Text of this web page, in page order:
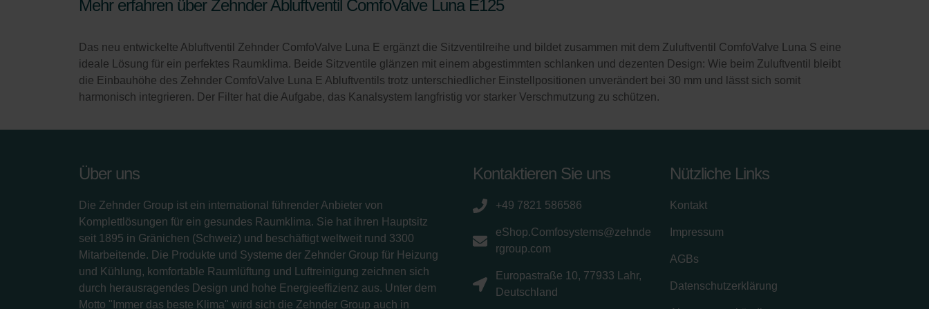
Mehr erfahren über Zehnder Abluftventil ComfoValve Luna E125
Das neu entwickelte Abluftventil Zehnder ComfoValve Luna E ergänzt die Sitzventilreihe und bildet zusammen mit dem Zuluftventil ComfoValve Luna S eine
ideale Lösung für ein perfektes Raumklima. Beide Sitzventile glänzen mit einem abgestimmten schlanken und dezenten Design: Wie beim Zuluftventil bleibt
die Einbauhöhe des Zehnder ComfoValve Luna E Abluftventils trotz unterschiedlicher Einstellpositionen unverändert bei 30 mm und lässt sich somit
harmonisch integrieren. Der Filter hat die Aufgabe, das Kanalsystem langfristig vor starker Verschmutzung zu schützen.
Über uns
Die Zehnder Group ist ein international führender Anbieter von
Komplettlösungen für ein gesundes Raumklima. Sie hat ihren Hauptsitz
seit 1895 in Gränichen (Schweiz) und beschäftigt weltweit rund 3300
Mitarbeitende. Die Produkte und Systeme der Zehnder Group für Heizung
und Kühlung, komfortable Raumlüftung und Luftreinigung zeichnen sich
durch herausragendes Design und hohe Energieeffizienz aus. Unter dem
Motto "Immer das beste Klima" wird sich die Zehnder Group auch in
Kontaktieren Sie uns
+49 7821 586586
eShop.Comfosystems@zehnde
rgroup.com
Europastraße 10, 77933 Lahr,
Deutschland
Nützliche Links
Kontakt
Impressum
AGBs
Datenschutzerklärung